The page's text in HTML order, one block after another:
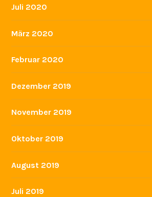
Juli 2020
März 2020
Februar 2020
Dezember 2019
November 2019
Oktober 2019
August 2019
Juli 2019